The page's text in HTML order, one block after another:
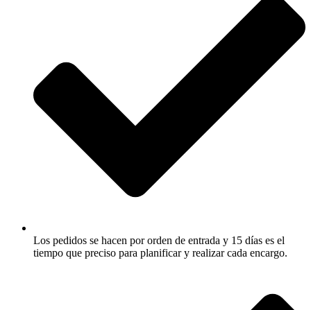
Los pedidos se hacen por orden de entrada y 15 días es el
tiempo que preciso para planificar y realizar cada encargo.